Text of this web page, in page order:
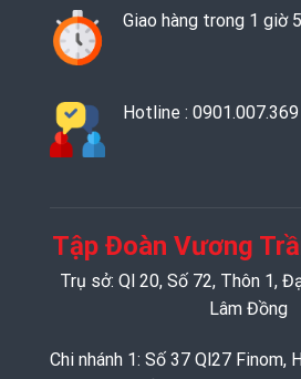
Giao hàng trong 1 giờ
Hotline : 0901.007.369
Tập Đoàn Vương
Trụ sở: Ql 20, Số 72, Thôn 1,
Lâm Đồng
Chi nhánh 1: Số 37 Ql27 Finom,